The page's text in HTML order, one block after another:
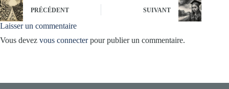
PRÉCÉDENT SUIVANT
Laisser un commentaire
Vous devez vous connecterpour publier un commentaire.